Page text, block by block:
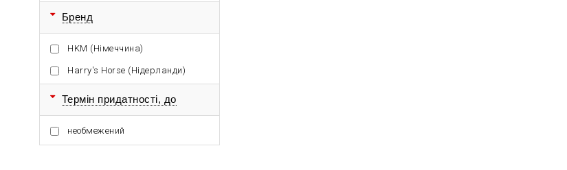
Бренд
HKM (Німеччина)
Harry's Horse (Нідерланди)
Термін придатності, до
необмежений